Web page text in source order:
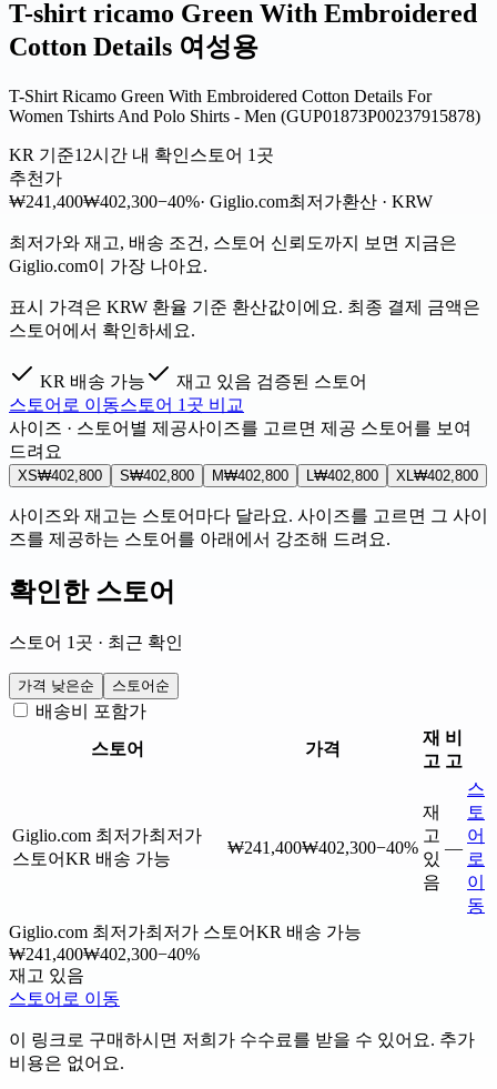
T-shirt ricamo Green With Embroidered
Cotton Details 여성용
T-Shirt Ricamo Green With Embroidered Cotton Details For
Women Tshirts And Polo Shirts - Men (GUP01873P00237915878)
KR 기준12시간 내 확인스토어 1곳
추천가
₩241,400₩402,300−40%· Giglio.com최저가환산 · KRW
최저가와 재고, 배송 조건, 스토어 신뢰도까지 보면 지금은
Giglio.com이 가장 나아요.
표시 가격은 KRW 환율 기준 환산값이에요. 최종 결제 금액은
스토어에서 확인하세요.
KR 배송 가능 재고 있음 검증된 스토어
스토어로 이동스토어 1곳 비교
사이즈 · 스토어별 제공사이즈를 고르면 제공 스토어를 보여
드려요
XS₩402,800 S₩402,800 M₩402,800 ₩402,800 XL ₩402,800
사이즈와 재고는 스토어마다 달라요. 사이즈를 고르면 그 사이
즈를 제공하는 스토어를 아래에서 강조해 드려요.
확인한 스토어
스토어 1곳 · 최근 확인
가격 낮은순 스토어순
배송비 포함가
스토어
가격
재
고
비
고
Giglio.com 최저가최저가
스토어KR 배송 가능
₩241,400₩402,300−40%
재
고
있
음
—
스
토
어
로
이
동
Giglio.com 최저가최저가 스토어KR 배송 가능
₩241,400₩402,300−40%
재고 있음
스토어로 이동
이 링크로 구매하시면 저희가 수수료를 받을 수 있어요. 추가
비용은 없어요.